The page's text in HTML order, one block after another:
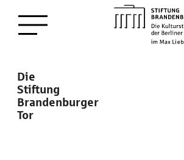
Hauptinhalt
Die
Stiftung
Brandenburger
Tor